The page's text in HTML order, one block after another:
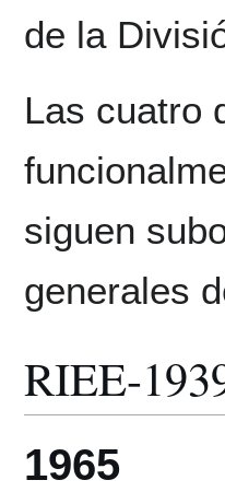
de la
Las cuatro
siguen
generales
RIEE-
1965